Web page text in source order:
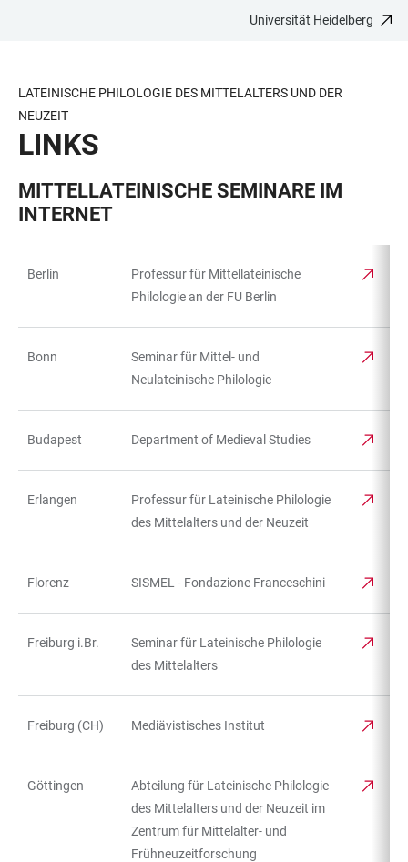
BARRIEREFREIHEIT
Universität Heidelberg
LATEINISCHE PHILOLOGIE DES MITTELALTERS UND DER
NEUZEIT
LINKS
MITTELLATEINISCHE SEMINARE IM
INTERNET
Berlin
Professur für Mittellateinische
Philologie an der FU Berlin
Bonn
Seminar für Mittel- und
Neulateinische Philologie
Budapest Department of Medieval Studies
Erlangen
Professur für Lateinische Philologie
des Mittelalters und der Neuzeit
Florenz SISMEL - Fondazione Franceschini
Freiburg i.Br.
Seminar für Lateinische Philologie
des Mittelalters
Freiburg (CH) Mediävistisches Institut
Göttingen
Abteilung für Lateinische Philologie
des Mittelalters und der Neuzeit im
Zentrum für Mittelalter- und
Frühneuzeitforschung